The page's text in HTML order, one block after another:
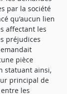
par la société
qu'aucun lien
affectant les
préjudices
pièce
statuant ainsi,
principal de
les